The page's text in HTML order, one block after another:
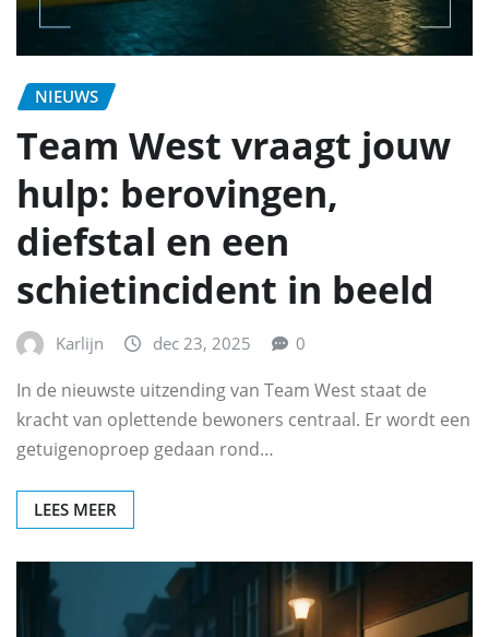
NIEUWS
Team West vraagt jouw
hulp: berovingen,
diefstal en een
schietincident in beeld
Karlijn dec 23, 2025 0
In de nieuwste uitzending van Team West staat de
kracht van oplettende bewoners centraal. Er wordt een
getuigenoproep gedaan rond…
LEES MEER